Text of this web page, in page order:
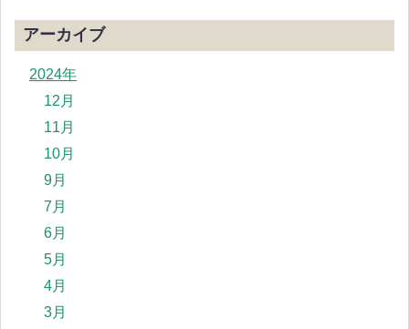
アーカイブ
2024年
12月
11月
10月
9月
7月
6月
5月
4月
3月